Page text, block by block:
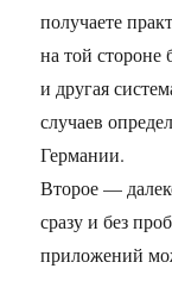
получаете
на той стороне
и другая
случаев
Германии.
Второе —
сразу и без
приложений